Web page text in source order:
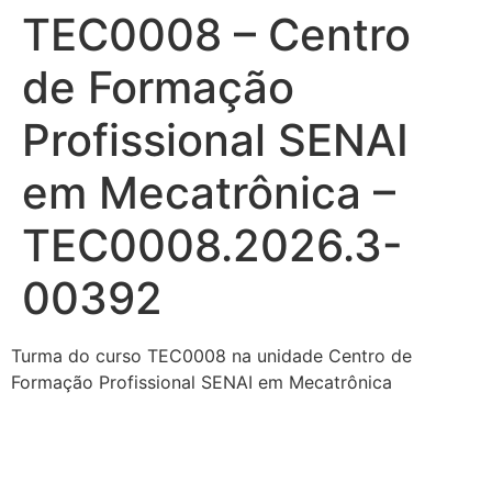
para
conteúdo
TEC0008 – Centro
de Formação
Profissional SENAI
em Mecatrônica –
TEC0008.2026.3-
00392
Turma do curso TEC0008 na unidade Centro de
Formação Profissional SENAI em Mecatrônica